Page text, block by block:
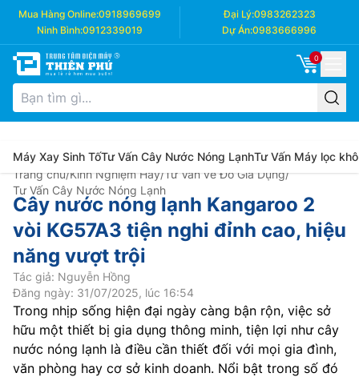
Mua Hàng Online:0918969699 Đại Lý:0983262323
Ninh Bình:0912339019 Dự Án:0983666996
0
Máy Xay Sinh TốTư Vấn Cây Nước Nóng LạnhTư Vấn Máy lọc
Trang chủ/Kinh Nghiệm Hay/Tư Vấn về Đồ Gia Dụng/
Tư Vấn Cây Nước Nóng Lạnh
Cây nước nóng lạnh Kangaroo 2
vòi KG57A3 tiện nghi đỉnh cao, hiệu
năng vượt trội
Tác giả: Nguyễn Hồng
Đăng ngày: 31/07/2025, lúc 16:54
Trong nhịp sống hiện đại ngày càng bận rộn, việc sở
hữu một thiết bị gia dụng thông minh, tiện lợi như cây
nước nóng lạnh là điều cần thiết đối với mọi gia đình,
văn phòng hay cơ sở kinh doanh. Nổi bật trong số đó